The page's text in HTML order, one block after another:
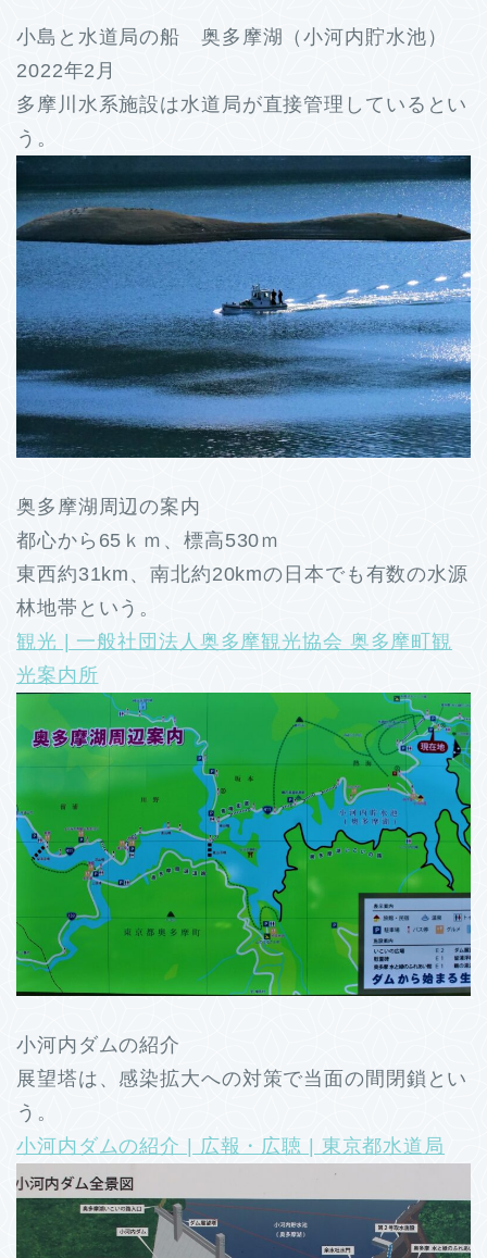
小島と水道局の船 奥多摩湖（小河内貯水池）
2022年2月
多摩川水系施設は水道局が直接管理しているとい
う。
奥多摩湖周辺の案内
都心から65ｋｍ、標高530ｍ
東西約31km、南北約20kmの日本でも有数の水源
林地帯という。
観光 | 一般社団法人奥多摩観光協会 奥多摩町観
光案内所
小河内ダムの紹介
展望塔は、感染拡大への対策で当面の間閉鎖とい
う。
小河内ダムの紹介 | 広報・広聴 | 東京都水道局